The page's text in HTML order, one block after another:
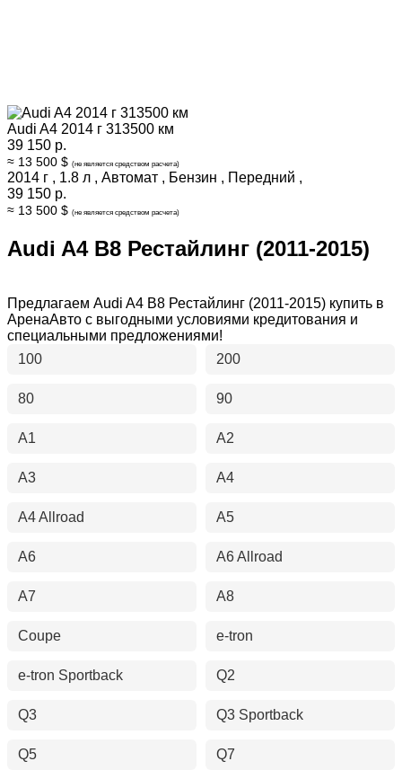
Audi A4 2014 г 313500 км
39 150 р.
≈ 13 500 $ (не является средством расчета)
2014 г , 1.8 л , Автомат , Бензин , Передний ,
39 150 р.
≈ 13 500 $ (не является средством расчета)
Audi A4 B8 Рестайлинг (2011-2015)
Предлагаем Audi A4 B8 Рестайлинг (2011-2015) купить в
АренаАвто с выгодными условиями кредитования и
специальными предложениями!
100
200
80 90
A1 A2
A3 A4
A4 Allroad A5
A6 A6 Allroad
A7 A8
Coupe e-tron
e-tron Sportback Q2
Q3 Q3 Sportback
Q5 Q7